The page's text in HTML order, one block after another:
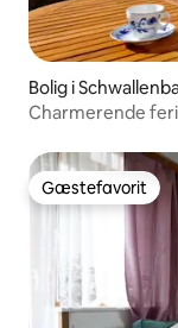
Bolig i
Charmerende
Gæstefavorit
Gæstefavorit